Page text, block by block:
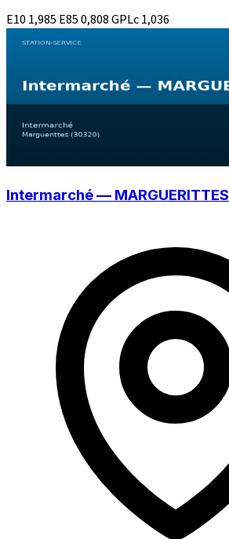
E10 1,985 E850,808GPLc1,036
Intermarché — MARGUERITTES